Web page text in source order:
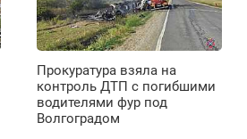
Прокуратура взяла на
контроль ДТП с погибшими
водителями фур под
Волгоградом